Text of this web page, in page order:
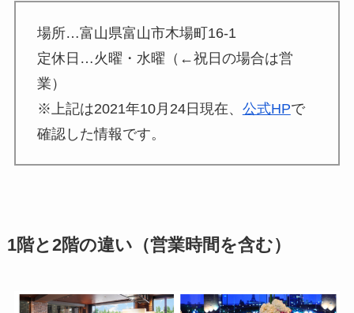
第一生命支店
場所…富山県富山市木場町16-1
定休日…火曜・水曜（←祝日の場合は営
業）
※上記は2021年10月24日現在、 公式HPで
確認した情報です。
1階と2階の違い（営業時間を含む）